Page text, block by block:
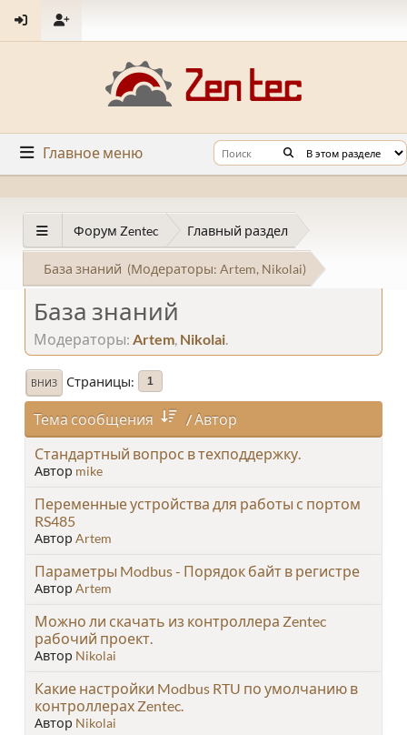
Главное меню
Форум Zentec Главный раздел
База знаний (Модераторы: Artem, Nikolai)
База знаний
Модераторы: Artem Nikolai
ВНИЗ Страницы 1
Тема сообщения / Автор
Стандартный вопрос в техподдержку.
Автор mike
Переменные устройства для работы с портом
RS485
Автор Artem
Параметры Modbus - Порядок байт в регистре
Автор Artem
Можно ли скачать из контроллера Zentec
рабочий проект.
Автор Nikolai
Какие настройки Modbus RTU по умолчанию в
контроллерах Zentec.
Автор Nikolai